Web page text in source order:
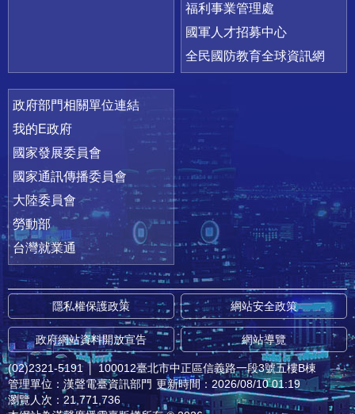
福利事業管理處
國軍人才招募中心
全民國防教育全球資訊網
政府部門相關單位連結
我的E政府
國家發展委員會
國家通訊傳播委員會
大陸委員會
勞動部
台灣就業通
隱私權保護政策 網站安全政策
政府網站資料開放宣告 網站導覽
(02)2321-5191 │ 100012臺北市中正區信義路一段3號五樓B棟
管理單位：漢聲電臺資訊部門 更新時間：2026/08/10 01:19
瀏覽人次：21,771,736